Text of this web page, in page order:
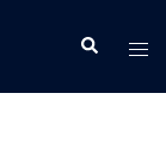
Search